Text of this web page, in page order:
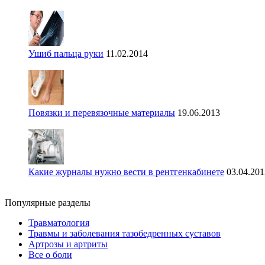
Ушиб пальца руки 11.02.2014
Повязки и перевязочные материалы 19.06.2013
Какие журналы нужно вести в рентгенкабинете
Популярные разделы
Травматология
Травмы и заболевания тазобедренных суставов
Артрозы и артриты
Все о боли